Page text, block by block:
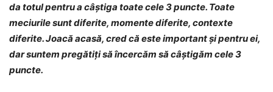
da totul pentru a câștiga toate cele 3 puncte. Toate
meciurile sunt diferite, momente diferite, contexte
diferite. Joacă acasă, cred că este important și pentru ei,
dar suntem pregătiți să încercăm să câștigăm cele 3
puncte.